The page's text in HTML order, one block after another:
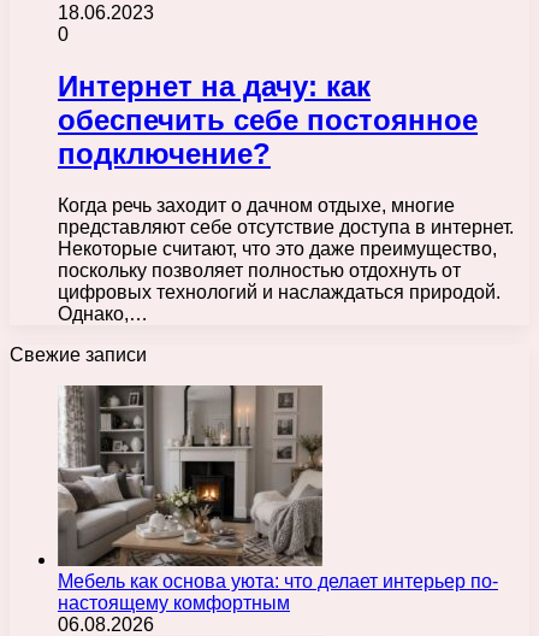
18.06.2023
0
Интернет на дачу: как
обеспечить себе постоянное
подключение?
Когда речь заходит о дачном отдыхе, многие
представляют себе отсутствие доступа в интернет.
Некоторые считают, что это даже преимущество,
поскольку позволяет полностью отдохнуть от
цифровых технологий и наслаждаться природой.
Однако,…
Свежие записи
Мебель как основа уюта: что делает интерьер по-
настоящему комфортным
06.08.2026